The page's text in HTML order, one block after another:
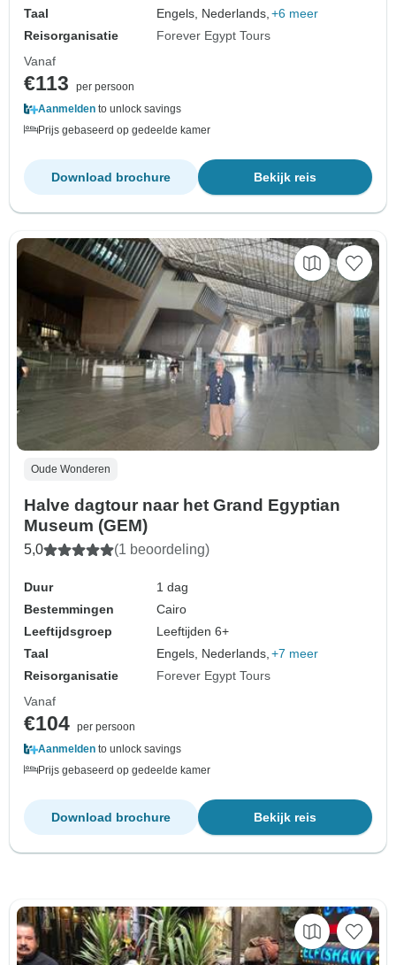
Taal
Engels, Nederlands, +6 meer
Reisorganisatie
Forever Egypt Tours
Vanaf
€113
per persoon
Aanmelden to unlock savings
Prijs gebaseerd op gedeelde kamer
Bekijk reis
Download brochure
Oude Wonderen
Halve dagtour naar het Grand Egyptian
Museum (GEM)
5,0 (1 beoordeling)
Duur
1 dag
Bestemmingen
Cairo
Leeftijdsgroep
Leeftijden 6+
Taal
Engels, Nederlands, +7 meer
Reisorganisatie
Forever Egypt Tours
Vanaf
€104 per persoon
Aanmelden to unlock savings
Prijs gebaseerd op gedeelde kamer
Bekijk reis
Download brochure